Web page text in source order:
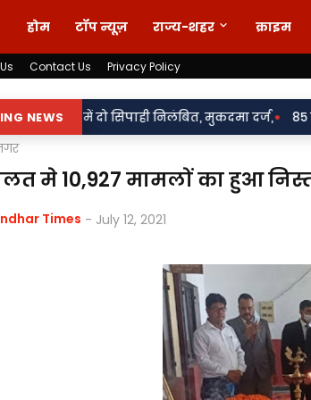
होम टॉप न्यूज़ राज्य-शहर क्राइम
Contact Us Privacy Policy
NEWS
सिपाही निलंबित, मुकदमा दर्ज,• 85 लाख का खेल
मे 10,927 मामलों का हुआ
Times - July 12, 2021